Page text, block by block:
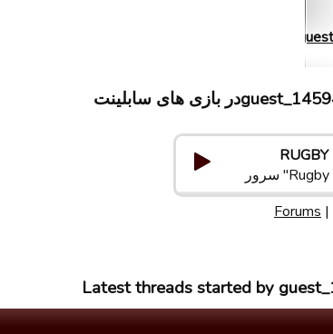
Forums |
Latest threads started by